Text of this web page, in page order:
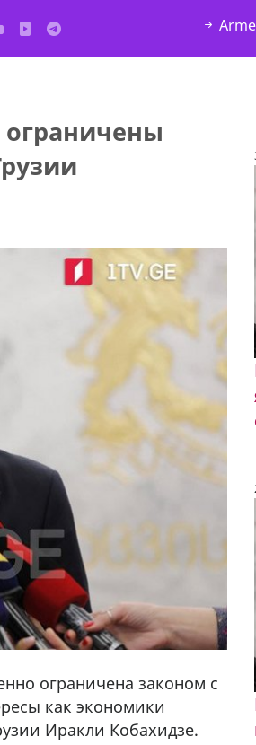
ограничены
ограничена законом с
как экономики
Иракли Кобахидзе.